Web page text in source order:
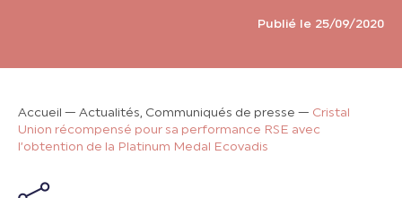
Publié le 25/09/2020
Accueil — Actualités, Communiqués de presse — Cristal
Union récompensé pour sa performance RSE avec
l’obtention de la Platinum Medal Ecovadis